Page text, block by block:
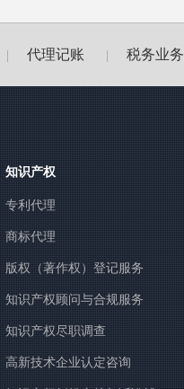
代理记账 税务业务
知识产权
专利代理
商标代理
版权（著作权）登记服务
知识产权顾问与合规服务
知识产权尽职调查
高新技术企业认定咨询